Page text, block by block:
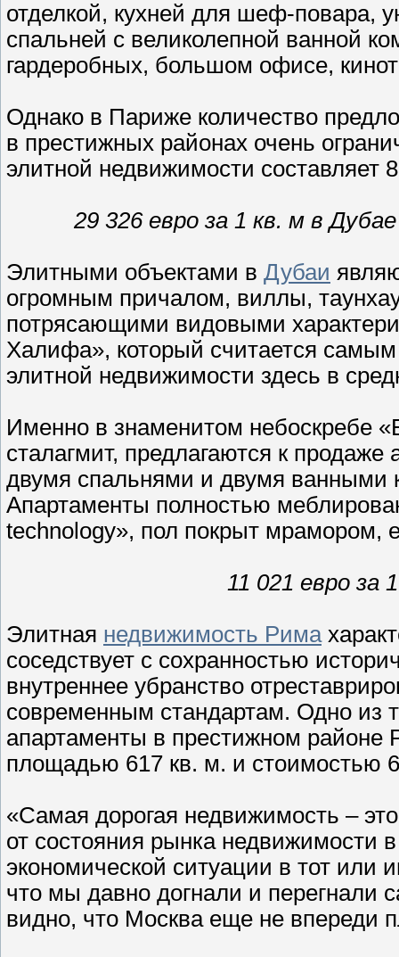
отделкой, кухней для шеф-повара,
спальней с великолепной ванной
гардеробных, большом офисе,
Однако в Париже количество
в престижных районах очень
элитной недвижимости составляет
29 326 евро за 1 кв. м в
Элитными объектами в Дубаи
огромным причалом, виллы,
потрясающими видовыми
Халифа», который считается
элитной недвижимости здесь в
Именно в знаменитом
сталагмит, предлагаются к
двумя спальнями и двумя ванными
Апартаменты полностью
technology», пол покрыт мрамором,
11 021 евро за
Элитная недвижимость Рима
соседствует с сохранностью
внутреннее убранство
современным стандартам. Одно из
апартаменты в престижном
площадью 617 кв. м. и стоимостью
«Самая дорогая недвижимость –
от состояния рынка недвижимости
экономической ситуации в тот или
что мы давно догнали и перегнали
видно, что Москва еще не впереди